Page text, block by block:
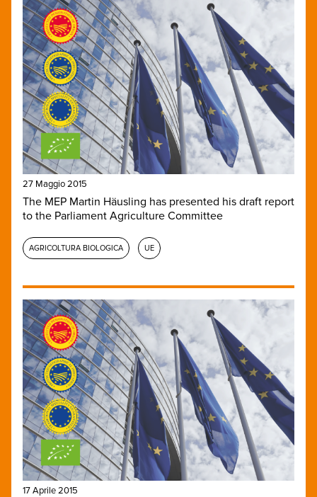
27 Maggio 2015
The MEP Martin Häusling has presented his draft report
to the Parliament Agriculture Committee
AGRICOLTURA BIOLOGICA UE
17 Aprile 2015